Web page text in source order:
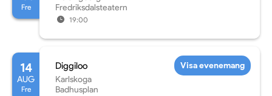
Fre
Fredriksdalsteatern
19:00
14
AUG
Fre
Diggiloo
Karlskoga
Badhusplan
Visa evenemang